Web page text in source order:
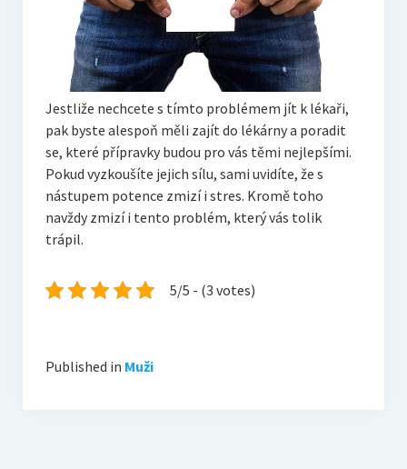
Jestliže nechcete s tímto problémem jít k lékaři,
pak byste alespoň měli zajít do lékárny a poradit
se, které přípravky budou pro vás těmi nejlepšími.
Pokud vyzkoušíte jejich sílu, sami uvidíte, že s
nástupem potence zmizí i stres. Kromě toho
navždy zmizí i tento problém, který vás tolik
trápil.
5/5 - (3 votes)
Published in Muži